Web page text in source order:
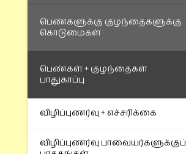
பெண்களுக்கு குழந்தைகளுக்கு
கொடுமைகள்
பெண்கள் + குழந்தைகள்
பாதுகாப்பு
விழிப்புணர்வு + எச்சரிக்கை
விழிப்புணர்வு பாவையர்களுக்குப்